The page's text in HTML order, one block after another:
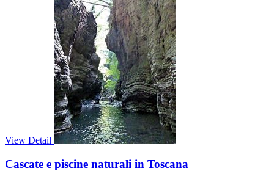
View Detail
Cascate e piscine naturali in Toscana